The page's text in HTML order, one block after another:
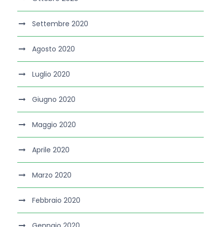
Settembre 2020
Agosto 2020
Luglio 2020
Giugno 2020
Maggio 2020
Aprile 2020
Marzo 2020
Febbraio 2020